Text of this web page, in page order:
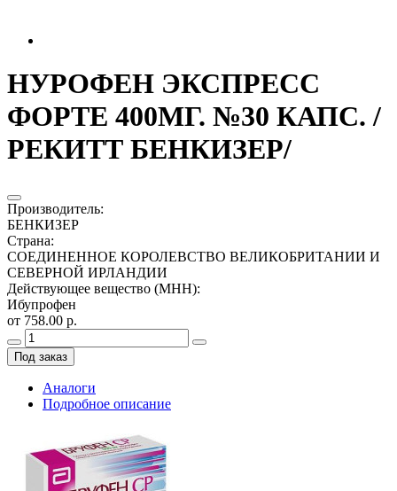
НУРОФЕН ЭКСПРЕСС
ФОРТЕ 400МГ. №30 КАПС. /
РЕКИТТ БЕНКИЗЕР/
Производитель:
БЕНКИЗЕР
Страна:
СОЕДИНЕННОЕ КОРОЛЕВСТВО ВЕЛИКОБРИТАНИИ И
СЕВЕРНОЙ ИРЛАНДИИ
Действующее вещество (МНН):
Ибупрофен
от 758.00 р.
Под заказ
Аналоги
Подробное описание